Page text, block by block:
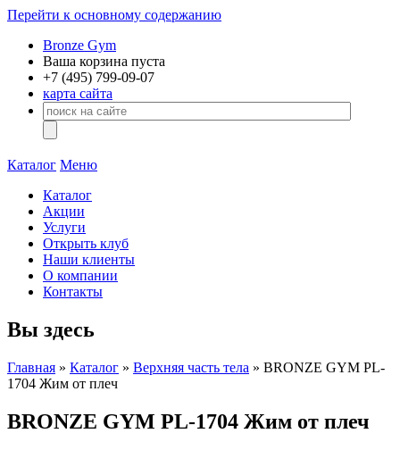
Перейти к основному содержанию
Bronze Gym
Ваша корзина пуста
+7 (495) 799-09-07
карта сайта
Каталог Меню
Каталог
Акции
Услуги
Открыть клуб
Наши клиенты
О компании
Контакты
Вы здесь
Главная » Каталог » Верхняя часть тела » BRONZE GYM PL-
1704 Жим от плеч
BRONZE GYM PL-1704 Жим от плеч